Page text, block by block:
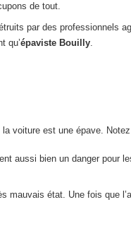
de tout.
par des professionnels
qu’épaviste Bouilly.
voiture est une épave.
aussi bien un danger pour
mauvais état. Une fois que